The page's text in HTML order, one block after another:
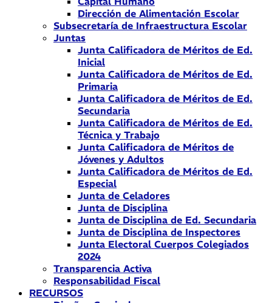
Dirección de Alimentación Escolar
Subsecretaría de Infraestructura Escolar
Juntas
Junta Calificadora de Méritos de Ed.
Inicial
Junta Calificadora de Méritos de Ed.
Primaria
Junta Calificadora de Méritos de Ed.
Secundaria
Junta Calificadora de Méritos de Ed.
Técnica y Trabajo
Junta Calificadora de Méritos de
Jóvenes y Adultos
Junta Calificadora de Méritos de Ed.
Especial
Junta de Celadores
Junta de Disciplina
Junta de Disciplina de Ed. Secundaria
Junta de Disciplina de Inspectores
Junta Electoral Cuerpos Colegiados
2024
Transparencia Activa
Responsabilidad Fiscal
RECURSOS